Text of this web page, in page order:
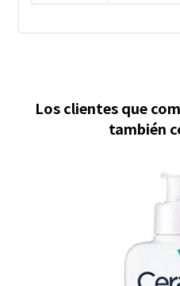
Los clientes que
también